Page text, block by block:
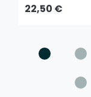
22,50 €